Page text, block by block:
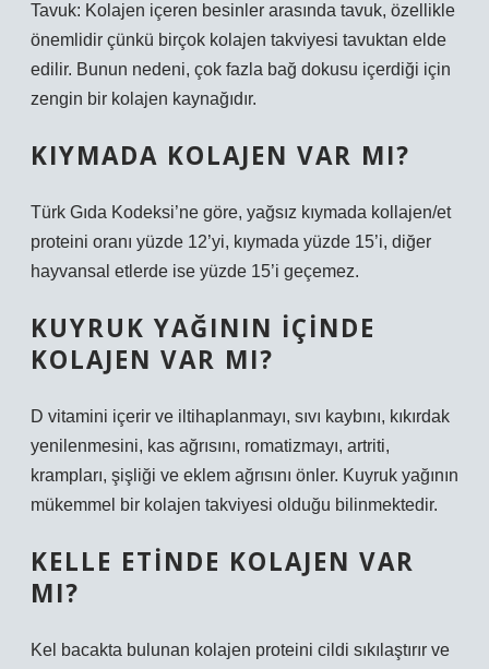
Tavuk: Kolajen içeren besinler arasında tavuk, özellikle
önemlidir çünkü birçok kolajen takviyesi tavuktan elde
edilir. Bunun nedeni, çok fazla bağ dokusu içerdiği için
zengin bir kolajen kaynağıdır.
KIYMADA KOLAJEN VAR MI?
Türk Gıda Kodeksi’ne göre, yağsız kıymada kollajen/et
proteini oranı yüzde 12’yi, kıymada yüzde 15’i, diğer
hayvansal etlerde ise yüzde 15’i geçemez.
KUYRUK YAĞININ IÇINDE
KOLAJEN VAR MI?
D vitamini içerir ve iltihaplanmayı, sıvı kaybını, kıkırdak
yenilenmesini, kas ağrısını, romatizmayı, artriti,
krampları, şişliği ve eklem ağrısını önler. Kuyruk yağının
mükemmel bir kolajen takviyesi olduğu bilinmektedir.
KELLE ETINDE KOLAJEN VAR
MI?
Kel bacakta bulunan kolajen proteini cildi sıkılaştırır ve